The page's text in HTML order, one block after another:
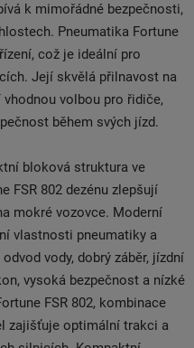
k mimořádné bezpečnosti,
Pneumatika Fortune
což je ideální pro
Její skvělá přilnavost na
volbou pro řidiče,
během svých jízd.
bloková struktura ve
FSR 802 dezénu zlepšují
mokré vozovce. Moderní
vlastnosti pneumatiky a
vody, dobrý záběr, jízdní
vysoká bezpečnost a nízké
FSR 802, kombinace
zajišťuje optimální trakci a